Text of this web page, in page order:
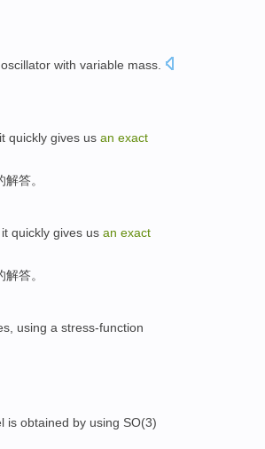
with variable mass
it quickly gives us an exact
答。
it quickly gives us an exact
答。
using a stress-function
is obtained by using SO(3)